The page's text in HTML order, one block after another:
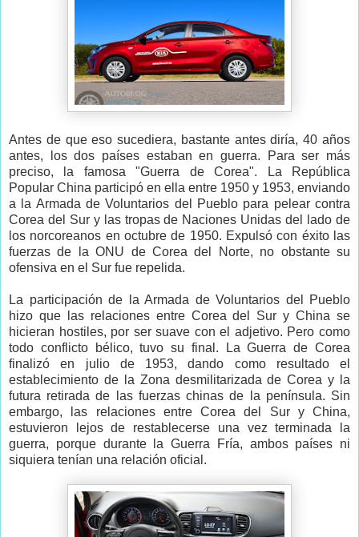
Antes de que eso sucediera, bastante antes diría, 40 años
antes, los dos países estaban en guerra. Para ser más
preciso, la famosa "Guerra de Corea". La República
Popular China participó en ella entre 1950 y 1953, enviando
a la Armada de Voluntarios del Pueblo para pelear contra
Corea del Sur y las tropas de Naciones Unidas del lado de
los norcoreanos en octubre de 1950. Expulsó con éxito las
fuerzas de la ONU de Corea del Norte, no obstante su
ofensiva en el Sur fue repelida.
La participación de la Armada de Voluntarios del Pueblo
hizo que las relaciones entre Corea del Sur y China se
hicieran hostiles, por ser suave con el adjetivo. Pero como
todo conflicto bélico, tuvo su final. La Guerra de Corea
finalizó en julio de 1953, dando como resultado el
establecimiento de la Zona desmilitarizada de Corea y la
futura retirada de las fuerzas chinas de la península. Sin
embargo, las relaciones entre Corea del Sur y China,
estuvieron lejos de restablecerse una vez terminada la
guerra, porque durante la Guerra Fría, ambos países ni
siquiera tenían una relación oficial.